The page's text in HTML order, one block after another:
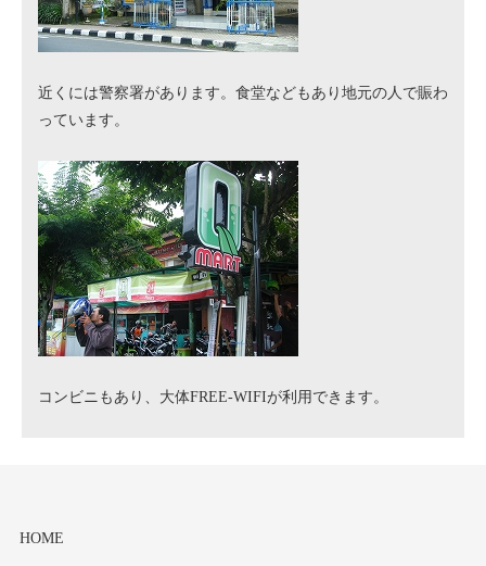
近くには警察署があります。食堂などもあり地元の人で賑わ
っています。
コンビニもあり、大体FREE-WIFIが利用できます。
HOME